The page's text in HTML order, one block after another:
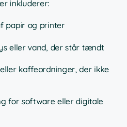
inkluderer:
papir og printer
eller vand, der står tændt
kaffeordninger, der ikke
for software eller digitale